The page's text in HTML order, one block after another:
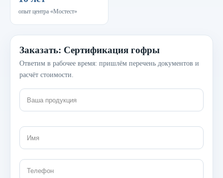
опыт центра «Мостест»
Заказать: Сертификация гофры
Ответим в рабочее время: пришлём перечень документов и
расчёт стоимости.